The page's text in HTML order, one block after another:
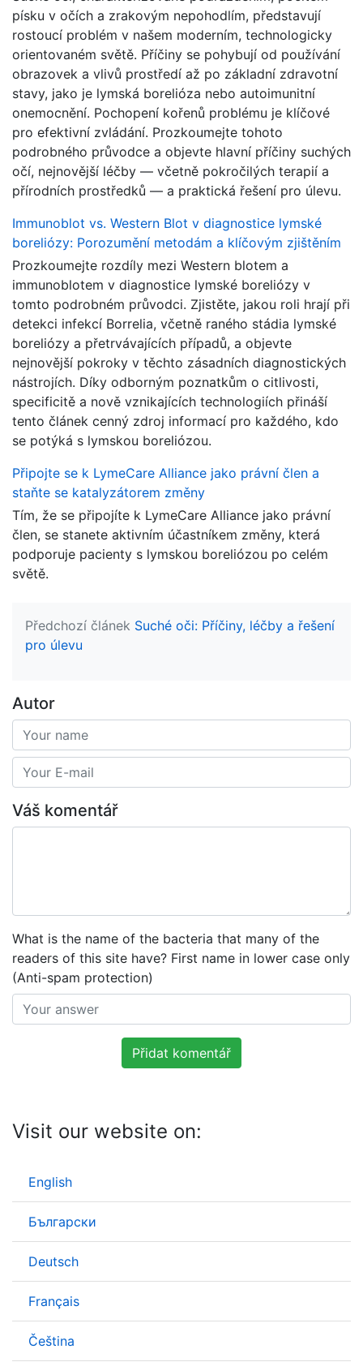
písku v očích a zrakovým nepohodlím, představují
rostoucí problém v našem moderním, technologicky
orientovaném světě. Příčiny se pohybují od používání
obrazovek a vlivů prostředí až po základní zdravotní
stavy, jako je lymská borelióza nebo autoimunitní
onemocnění. Pochopení kořenů problému je klíčové
pro efektivní zvládání. Prozkoumejte tohoto
podrobného průvodce a objevte hlavní příčiny suchých
očí, nejnovější léčby — včetně pokročilých terapií a
přírodních prostředků — a praktická řešení pro úlevu.
Immunoblot vs. Western Blot v diagnostice lymské
boreliózy: Porozumění metodám a klíčovým zjištěním
Prozkoumejte rozdíly mezi Western blotem a
immunoblotem v diagnostice lymské boreliózy v
tomto podrobném průvodci. Zjistěte, jakou roli hrají při
detekci infekcí Borrelia, včetně raného stádia lymské
boreliózy a přetrvávajících případů, a objevte
nejnovější pokroky v těchto zásadních diagnostických
nástrojích. Díky odborným poznatkům o citlivosti,
specificitě a nově vznikajících technologiích přináší
tento článek cenný zdroj informací pro každého, kdo
se potýká s lymskou boreliózou.
Připojte se k LymeCare Alliance jako právní člen a
staňte se katalyzátorem změny
Tím, že se připojíte k LymeCare Alliance jako právní
člen, se stanete aktivním účastníkem změny, která
podporuje pacienty s lymskou boreliózou po celém
světě.
Předchozí článek Suché oči: Příčiny, léčby a řešení
pro úlevu
Autor
Váš komentář
What is the name of the bacteria that many of the
readers of this site have? First name in lower case only
(Anti-spam protection)
Visit our website on:
English
Български
Deutsch
Français
Čeština